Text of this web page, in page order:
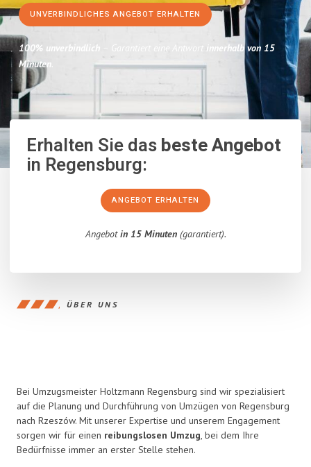
UNVERBINDLICHES ANGEBOT ERHALTEN
100% unverbindlich – Garantiert eine Antwort innerhalb von 15
Minuten.
Erhalten Sie dasbeste Angebot
in Regensburg:
ANGEBOT ERHALTEN
Angebotin 15 Minuten(garantiert).
ÜBER UNS
Bei Umzugsmeister Holtzmann Regensburg sind wir spezialisiert
auf die Planung und Durchführung von Umzügen von Regensburg
nach Rzeszów. Mit unserer Expertise und unserem Engagement
sorgen wir für einen reibungslosen Umzug, bei dem Ihre
Bedürfnisse immer an erster Stelle stehen.